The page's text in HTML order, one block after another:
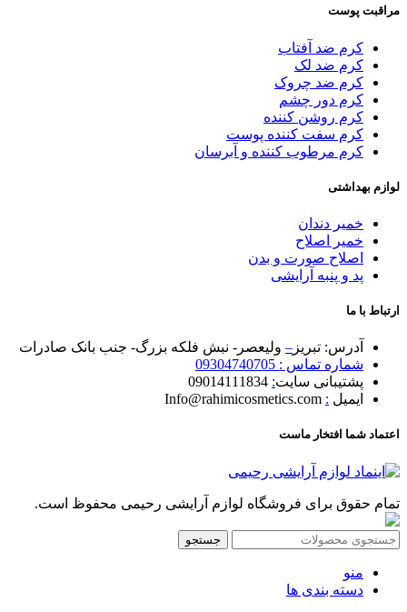
مراقبت پوست
کرم ضد آفتاب
کرم ضد لک
کرم ضد چروک
کرم دور چشم
کرم روشن کننده
کرم سفت کننده پوست
کرم مرطوب کننده و آبرسان
لوازم بهداشتی
خمیر دندان
خمیر اصلاح
اصلاح صورت و بدن
پد و پنبه آرایشی
ارتباط با ما
آدرس: تبریز – ولیعصر- نبش فلکه بزرگ- جنب بانک صادرات
شماره تماس : 09304740705
پشتیبانی سایت:
ایمیل :
اعتماد شما افتخار ماست
تمام حقوق برای فروشگاه لوازم آرایشی رحیمی محفوظ است.
جستجو
منو
دسته بندی ها